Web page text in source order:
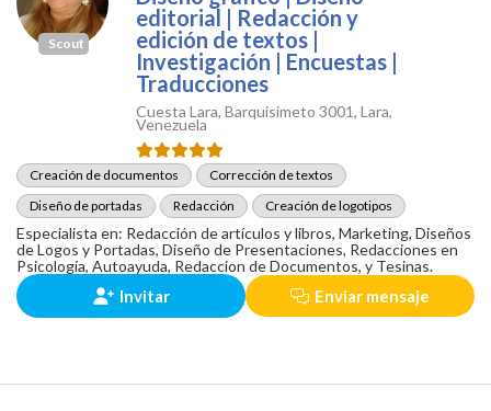
Scout
editorial | Redacción y
edición de textos |
Investigación | Encuestas |
Traducciones
Cuesta Lara, Barquisimeto 3001, Lara,
Venezuela
Creación de documentos
Corrección de textos
Diseño de portadas
Redacción Creación de logotipos
Especialista en: Redacción de artículos y libros, Marketing, Diseños
de Logos y Portadas, Diseño de Presentaciones, Redacciones en
Psicología, Autoayuda, Redaccion de Documentos, y Tesinas.
Invitar Enviar mensaje